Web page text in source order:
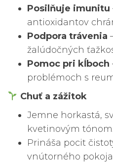
Posilňuje imunitu
antioxidantov
Podpora trávenia
žalúdočných
Pomoc pri kĺboch
problémoch s
Chuť a zážitok
Jemne horkastá,
kvetinovým tónom.
Prináša pocit
vnútorného